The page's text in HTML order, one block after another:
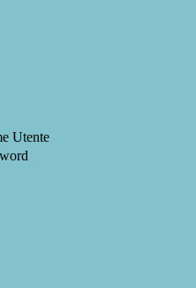
Utente